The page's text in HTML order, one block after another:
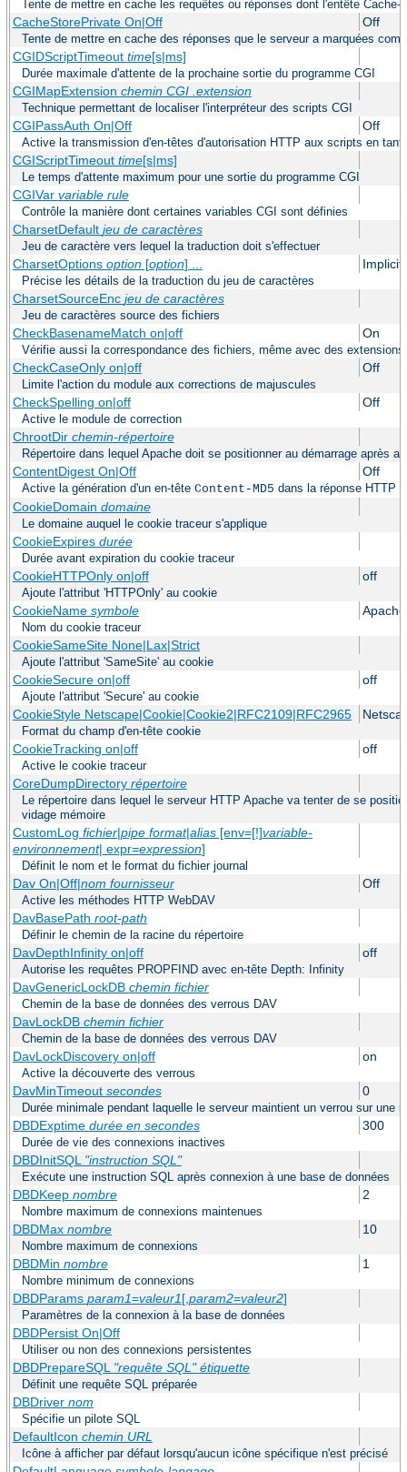
Tente de mettre en cache les requêtes ou réponses dont l'entête
CacheStorePrivate On|Off Off
Tente de mettre en cache des réponses que le serveur a marquées
CGIDScriptTimeout time[s|ms]
Durée maximale d'attente de la prochaine sortie du programme CGI
CGIMapExtension chemin CGI .extension
Technique permettant de localiser l'interpréteur des scripts CGI
CGIPassAuth On|Off Off
Active la transmission d'en-têtes d'autorisation HTTP aux scripts en tant
CGIScriptTimeout time[s|ms]
Le temps d'attente maximum pour une sortie du programme CGI
CGIVar variable rule
Contrôle la manière dont certaines variables CGI sont définies
CharsetDefault jeu de caractères
Jeu de caractère vers lequel la traduction doit s'effectuer
CharsetOptions option[option] ...
Précise les détails de la traduction du jeu de caractères
CharsetSourceEnc jeu de caractères
Jeu de caractères source des fichiers
CheckBasenameMatch on|off On
Vérifie aussi la correspondance des fichiers, même avec des
CheckCaseOnly on|off Off
Limite l'action du module aux corrections de majuscules
CheckSpelling on|off Off
Active le module de correction
ChrootDir chemin-répertoire
Répertoire dans lequel Apache doit se positionner au démarrage après
ContentDigest On|Off Off
Active la génération d'un en-tête Content-MD5 dans la réponse HTTP
CookieDomain domaine
Le domaine auquel le cookie traceur s'applique
CookieExpires durée
Durée avant expiration du cookie traceur
CookieHTTPOnly on|off off
Ajoute l'attribut 'HTTPOnly' au cookie
CookieName symbole Apache
Nom du cookie traceur
CookieSameSite None|Lax|Strict
Ajoute l'attribut 'SameSite' au cookie
CookieSecure on|off off
Ajoute l'attribut 'Secure' au cookie
CookieStyle Netscape|Cookie|Cookie2|RFC2109|RFC2965
Format du champ d'en-tête cookie
CookieTracking on|off off
Active le cookie traceur
CoreDumpDirectory répertoire
Le répertoire dans lequel le serveur HTTP Apache va tenter de se
vidage mémoire
CustomLog fichier|pipe format|alias[env=[!]variable-
environnement| expr=expression]
Définit le nom et le format du fichier journal
Dav On|Off|nom fournisseur Off
Active les méthodes HTTP WebDAV
DavBasePath root-path
Définir le chemin de la racine du répertoire
DavDepthInfinity on|off off
Autorise les requêtes PROPFIND avec en-tête Depth: Infinity
DavGenericLockDB chemin fichier
Chemin de la base de données des verrous DAV
DavLockDB chemin fichier
Chemin de la base de données des verrous DAV
DavLockDiscovery on|off on
Active la découverte des verrous
DavMinTimeout secondes 0
Durée minimale pendant laquelle le serveur maintient un verrou sur une
DBDExptime durée en secondes 300
Durée de vie des connexions inactives
DBDInitSQL "instruction SQL"
Exécute une instruction SQL après connexion à une base de données
DBDKeep nombre 2
Nombre maximum de connexions maintenues
DBDMax nombre 10
Nombre maximum de connexions
DBDMin nombre 1
Nombre minimum de connexions
DBDParams param1=valeur1[, param2=valeur2]
Paramètres de la connexion à la base de données
DBDPersist On|Off
Utiliser ou non des connexions persistentes
DBDPrepareSQL "requête SQL" étiquette
Définit une requête SQL préparée
DBDriver nom
Spécifie un pilote SQL
DefaultIcon chemin URL
Icône à afficher par défaut lorsqu'aucun icône spécifique n'est précisé